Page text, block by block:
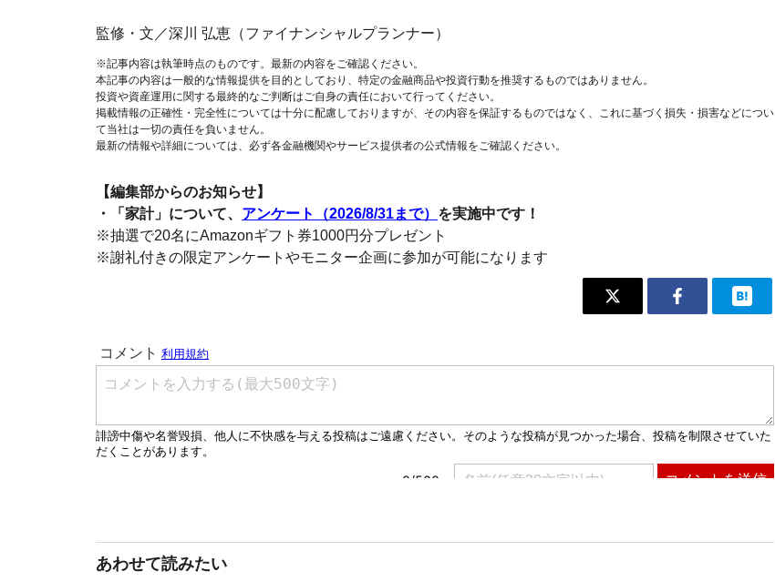
監修・文／深川 弘恵（ファイナンシャルプランナー）
※記事内容は執筆時点のものです。最新の内容をご確認ください。
本記事の内容は一般的な情報提供を目的としており、特定の金融商品や投資行動を推奨するものではありません。
投資や資産運用に関する最終的なご判断はご自身の責任において行ってください。
掲載情報の正確性・完全性については十分に配慮しておりますが、その内容を保証するものではなく、これに基づく損失・損害などについ
て当社は一切の責任を負いません。
最新の情報や詳細については、必ず各金融機関やサービス提供者の公式情報をご確認ください。
【編集部からのお知らせ】
・「家計」について、 アンケート（2026/8/31まで） を実施中です！
※抽選で20名にAmazonギフト券1000円分プレゼント
※謝礼付きの限定アンケートやモニター企画に参加が可能になります
あわせて読みたい